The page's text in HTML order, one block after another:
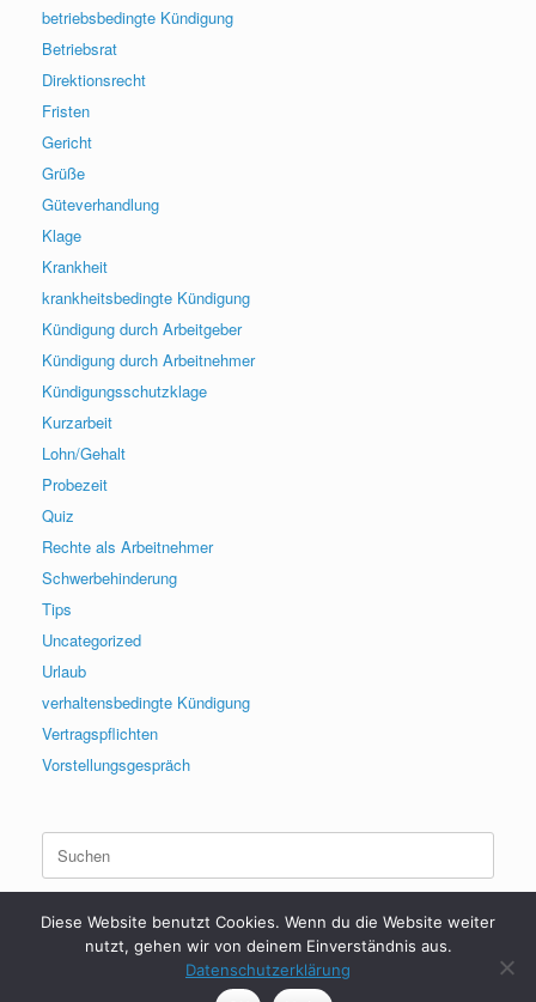
betriebsbedingte Kündigung
Betriebsrat
Direktionsrecht
Fristen
Gericht
Grüße
Güteverhandlung
Klage
Krankheit
krankheitsbedingte Kündigung
Kündigung durch Arbeitgeber
Kündigung durch Arbeitnehmer
Kündigungsschutzklage
Kurzarbeit
Lohn/Gehalt
Probezeit
Quiz
Rechte als Arbeitnehmer
Schwerbehinderung
Tips
Uncategorized
Urlaub
verhaltensbedingte Kündigung
Vertragspflichten
Vorstellungsgespräch
nach:
2017 - 2026 | HerrDenis | Arbeitsrecht
Diese Website benutzt Cookies. Wenn du die Website weiter
nutzt, gehen wir von deinem Einverständnis aus.
Datenschutzerklärung